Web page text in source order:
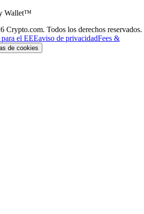
Wallet™
Todos los derechos reservados.
el EEEaviso de privacidadFees &
de cookies